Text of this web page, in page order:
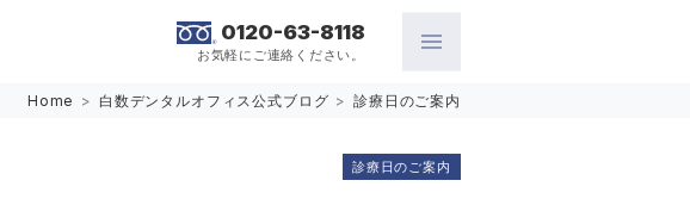
0120-63-8118
お気軽にご連絡ください。
Home > 白数デンタルオフィス公式ブログ > 診療日のご案内
診療日のご案内